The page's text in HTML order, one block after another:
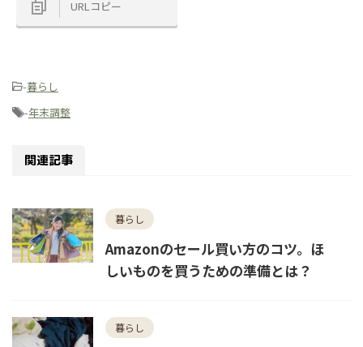
URLコピー
-暮らし
-年末調整
関連記事
暮らし
Amazonのセール買い方のコツ。ほ
しいものを買うための準備とは？
暮らし